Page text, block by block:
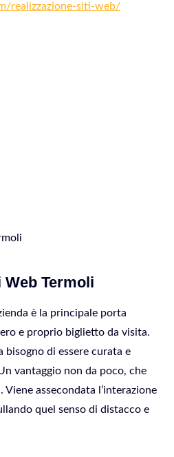
realizzazione-siti-web/
Web Termoli
è la principale porta
e proprio biglietto da visita.
bisogno di essere curata e
vantaggio non da poco, che
assecondata l’interazione
quel senso di distacco e